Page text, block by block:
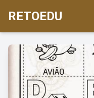
RETOEDU